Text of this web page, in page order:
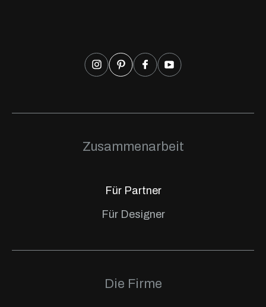
Zusammenarbeit
Für Partner
Für Designer
Die Firme